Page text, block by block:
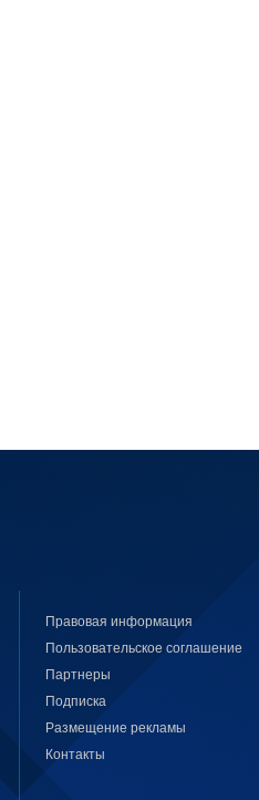
Правовая информация
Пользовательское соглашение
Партнеры
Подписка
Размещение рекламы
Контакты